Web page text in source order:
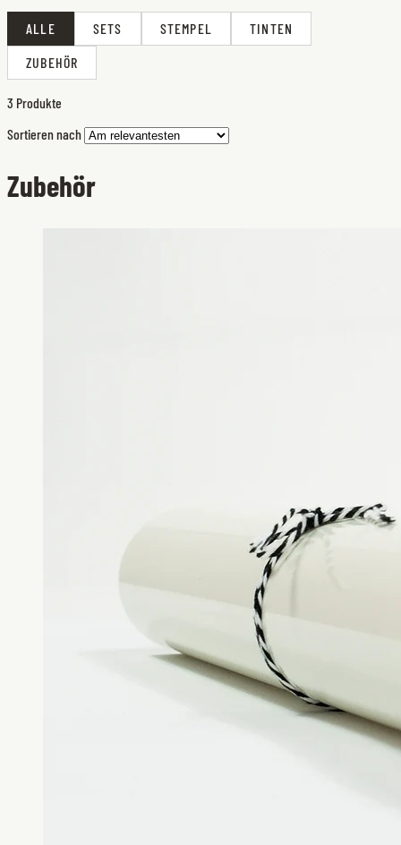
ALLE SETS STEMPEL
TINTEN
ZUBEHÖR
3 Produkte
Sortieren nach
Zubehör